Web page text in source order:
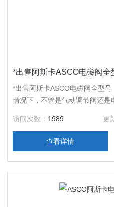
*出售阿斯卡ASCO电磁阀全
*出售阿斯卡ASCO电磁阀全
情况下，不管是气动调节阀还是
质的情况下才推荐反向使用。
访问次数： 1989 更
查看详情